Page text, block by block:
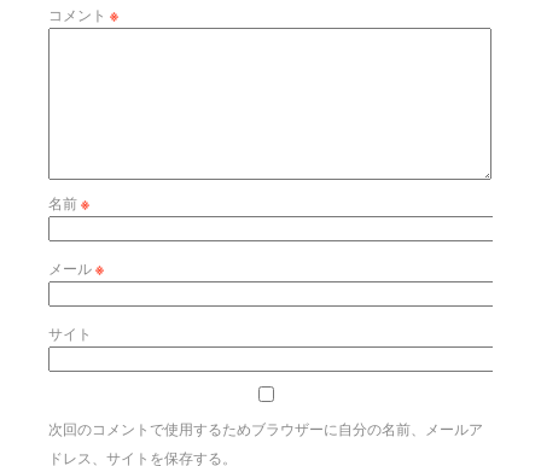
コメント ※
名前※
メール※
サイト
次回のコメントで使用するためブラウザーに自分の名前、メールア
ドレス、サイトを保存する。